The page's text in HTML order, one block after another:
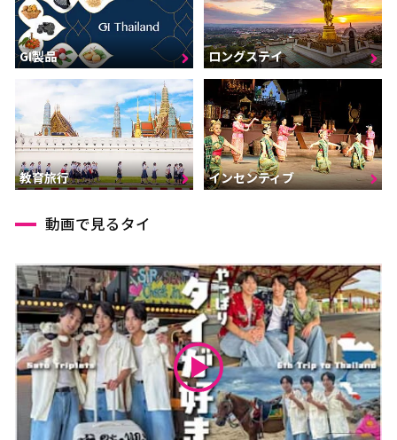
GI製品 ロングステイ
教育旅行 インセンティブ
動画で見るタイ